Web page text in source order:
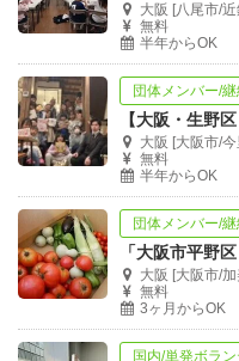
大阪 [八尾市/
無料
半年からOK
団体メンバー/
大阪 [大阪市/
無料
半年からOK
団体メンバー/
大阪 [大阪市/
無料
3ヶ月からOK
国内/単発ボラ